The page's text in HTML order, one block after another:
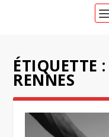
ÉTIQUETTE :
RENNES